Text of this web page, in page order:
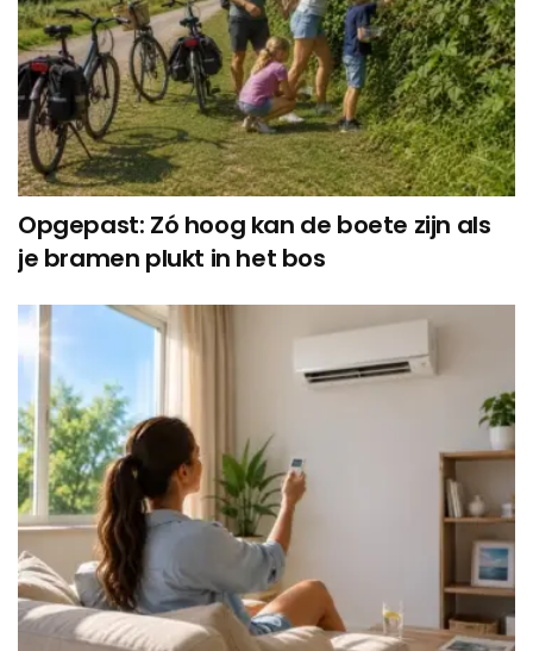
Opgepast: Zó hoog kan de boete zijn als
je bramen plukt in het bos